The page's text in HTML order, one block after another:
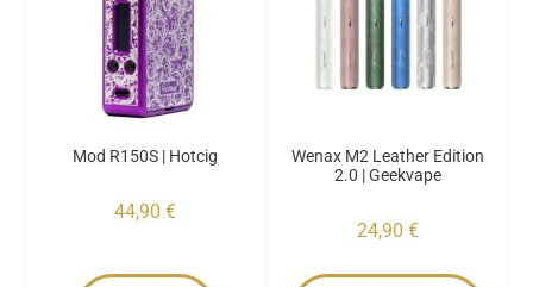
Mod R150S | Hotcig
44,90 €
Wenax M2 Leather Edition
2.0 | Geekvape
24,90 €